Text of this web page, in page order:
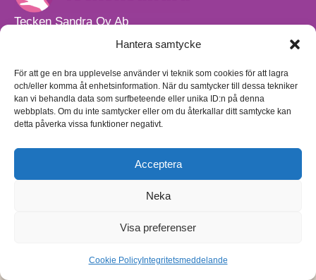
Hantera samtycke
För att ge en bra upplevelse använder vi teknik som cookies för att lagra
och/eller komma åt enhetsinformation. När du samtycker till dessa tekniker
kan vi behandla data som surfbeteende eller unika ID:n på denna
webbplats. Om du inte samtycker eller om du återkallar ditt samtycke kan
detta påverka vissa funktioner negativt.
Acceptera
Neka
Visa preferenser
Cookie PolicyIntegritetsmeddelande
Tecken Sandra Oy Ab
info@teckensandra.fi
Vårt verksamhetsutrymme HÖRNAN ligger i Sibbo.
Torpvägen 9 B 13,
01150 Söderkulla
Beställnings- och leveransvillkor
Sekretesspolicy
(på finska)